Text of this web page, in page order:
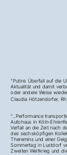
“Putins Überfall auf die
Aktualität und damit
oder andere Weise
Claudia Hötzendorfer,
“...Performance
Autohaus in Köln-
Verfall an die Zeit nach
des sechsköpfigen
Theremins und einer
Sommertag in Lustdorf
Zweiten Weltkrieg und